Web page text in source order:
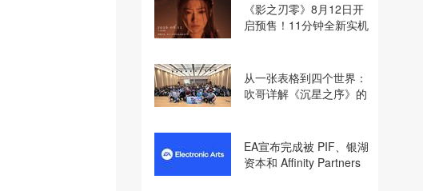
《影之刃零》8月12日开
启预售！11分钟全新实机
从一张表格到四个世界：
吹哥详解《沉星之序》的
EA宣布完成被 PIF、银湖
资本和 Affinity Partners